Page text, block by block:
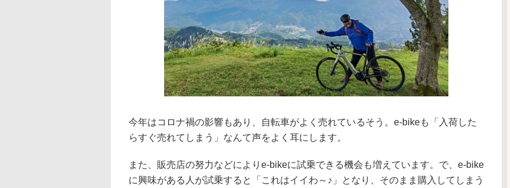
今年はコロナ禍の影響もあり、自転車がよく売れているそう。e-bikeも「入荷した
らすぐ売れてしまう」なんて声をよく耳にします。
また、販売店の努力などによりe-bikeに試乗できる機会も増えています。で、e-bike
に興味がある人が試乗すると「これはイイわ～♪」となり、そのまま購入してしまう